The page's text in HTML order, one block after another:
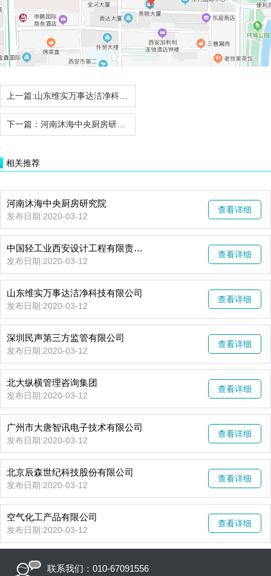
上一篇:山东维实万事达洁净科技有限公司
下一篇： 河南沐海中央厨房研究院
相关推荐
河南沐海中央厨房研究院
发布日期:2020-03-12
查看详细
中国轻工业西安设计工程有限责任公司
发布日期:2020-03-12
查看详细
山东维实万事达洁净科技有限公司
发布日期:2020-03-12
查看详细
深圳民声第三方监管有限公司
发布日期:2020-03-12
查看详细
北大纵横管理咨询集团
发布日期:2020-03-12
查看详细
广州市大唐智讯电子技术有限公司
发布日期:2020-03-12
查看详细
​北京辰森世纪科技股份有限公司
发布日期:2020-03-12
查看详细
空气化工产品有限公司
发布日期:2020-03-12
查看详细
联系我们：010-67091556